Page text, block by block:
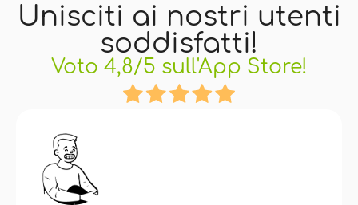
Unisciti ai nostri utenti
soddisfatti!
Voto 4,8/5 sull'App Store!